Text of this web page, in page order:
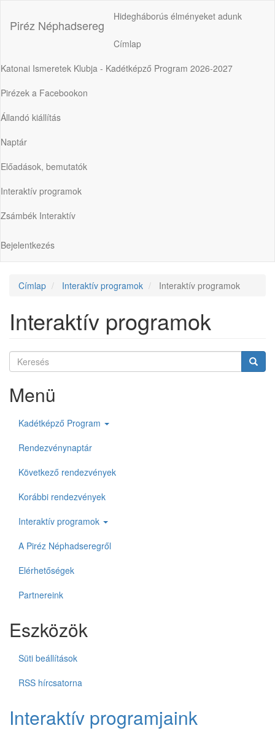
tartalomra
Piréz Néphadsereg
Hidegháborús élményeket adunk
navigáció
Címlap
Katonai Ismeretek Klubja - Kadétképző Program 2026-2027
Pirézek a Facebookon
Állandó kiállítás
Naptár
Előadások, bemutatók
Interaktív programok
Zsámbék Interaktív
Felhasználói
menüje
Bejelentkezés
Címlap Interaktív programok Interaktív programok
Interaktív programok
Keresés
Keresés
Menü
Kadétképző Program
Rendezvénynaptár
Következő rendezvények
Korábbi rendezvények
Interaktív programok
A Piréz Néphadseregről
Elérhetőségek
Partnereink
Eszközök
Süti beállítások
RSS hírcsatorna
Interaktív programjaink